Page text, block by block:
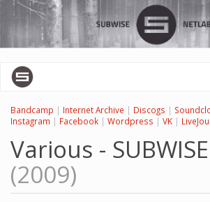
Перейти
основному
содержанию
Bandcamp | Internet Archive | Discogs |
Instagram | Facebook | Wordpress | VK |
Various -
(2009)